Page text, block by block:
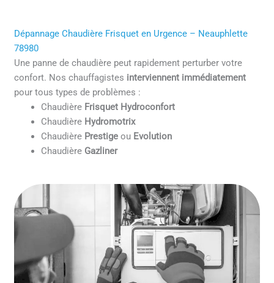
Dépannage Chaudière Frisquet en Urgence – Neauphlette
78980
Une panne de chaudière peut rapidement perturber votre
confort. Nos chauffagistes interviennent immédiatement
pour tous types de problèmes :
Chaudière Frisquet Hydroconfort
Chaudière Hydromotrix
Chaudière Prestige ou Evolution
Chaudière Gazliner